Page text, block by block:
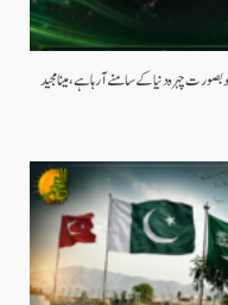
چہرہ دنیا کے سامنے آ رہا ہے، مینا مجید